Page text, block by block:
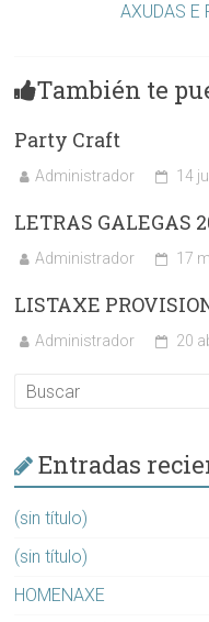
AXUDAS E
También te
Party Craft
Administrador 14
LETRAS GALEGAS
Administrador 17
LISTAXE
Administrador 20
Entradas
(sin título)
(sin título)
HOMENAXE